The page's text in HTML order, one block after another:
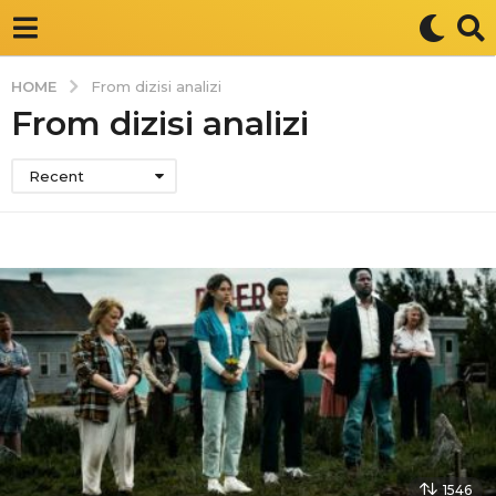
HOME From dizisi analizi
From dizisi analizi
Recent
1546